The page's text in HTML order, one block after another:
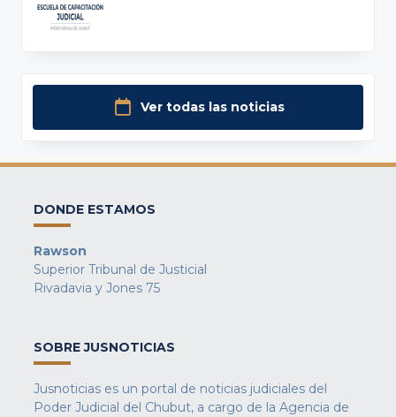
Ver todas las noticias
DONDE ESTAMOS
Rawson
Superior Tribunal de Justicial
Rivadavia y Jones 75
SOBRE JUSNOTICIAS
Jusnoticias es un portal de noticias judiciales del
Poder Judicial del Chubut, a cargo de la Agencia de